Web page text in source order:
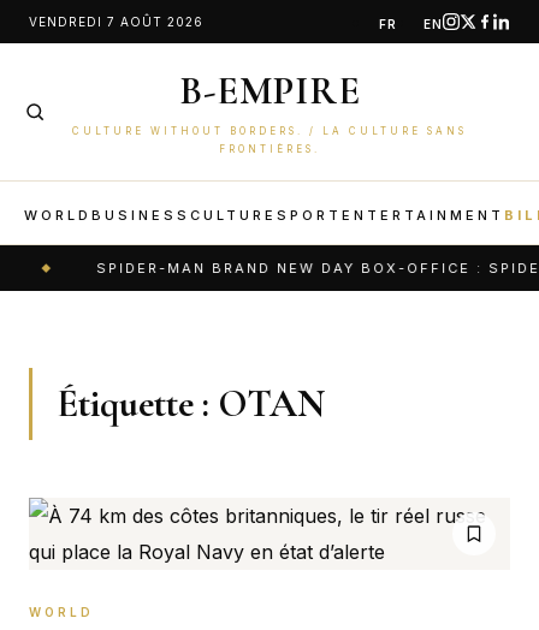
AllerVENDREDI 7 AOÛT 2026 FR EN
B-EMPIRE
CULTURE WITHOUT BORDERS. / LA CULTURE SANS
FRONTIÈRES.
WORLD BUSINESS CULTURE SPORT ENTERTAINMENT
SPIDER-MAN BRAND NEW DAY BOX-OFFICE :
Étiquette : OTAN
WORLD